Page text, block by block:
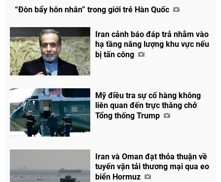
“Đòn bẩy hôn nhân” trong giới trẻ Hàn Quốc
Iran cảnh báo đáp trả nhằm vào
hạ tầng năng lượng khu vực nếu
bị tấn công
Mỹ điều tra sự cố hàng không
liên quan đến trực thăng chở
Tổng thống Trump
Iran và Oman đạt thỏa thuận về
tuyến vận tải thương mại qua eo
biển Hormuz